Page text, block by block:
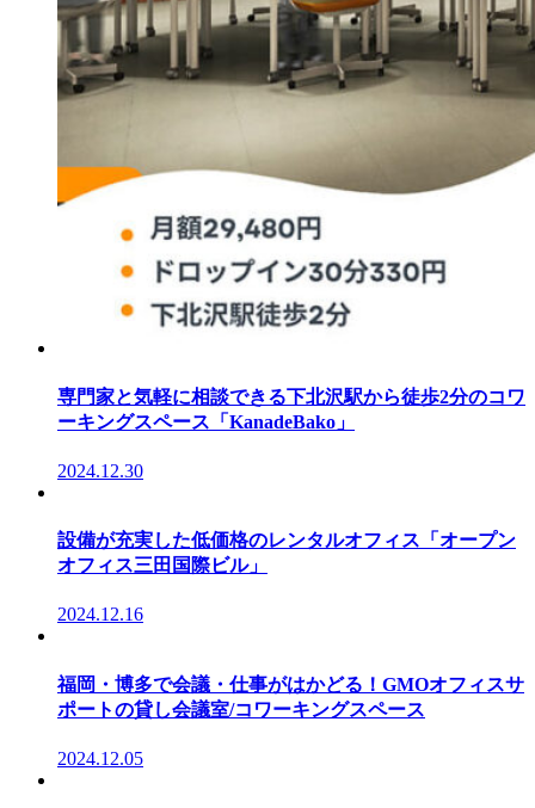
専門家と気軽に相談できる下北沢駅から徒歩2分のコワ
ーキングスペース「KanadeBako」
2024.12.30
設備が充実した低価格のレンタルオフィス「オープン
オフィス三田国際ビル」
2024.12.16
福岡・博多で会議・仕事がはかどる！GMOオフィスサ
ポートの貸し会議室/コワーキングスペース
2024.12.05